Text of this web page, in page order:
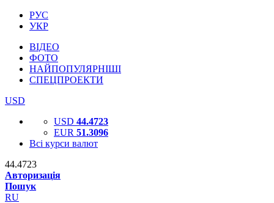
РУС
УКР
ВІДЕО
ФОТО
НАЙПОПУЛЯРНІШІ
СПЕЦПРОЕКТИ
USD
USD 44.4723
EUR 51.3096
Всі курси валют
44.4723
Авторизація
Пошук
RU